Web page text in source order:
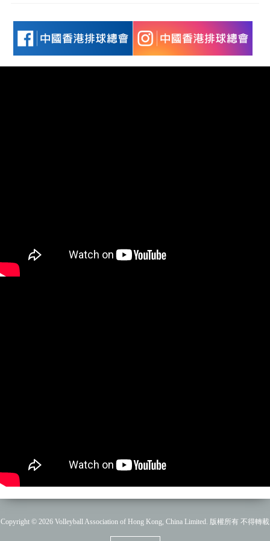
Copyright © 2026 Volleyball Association of Hong Kong, China Limited. 版權所有 不得轉載